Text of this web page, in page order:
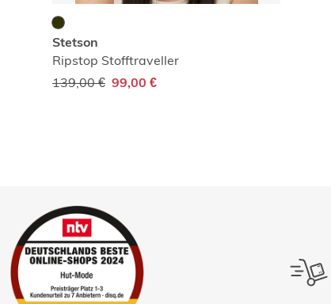
Stetson
Ripstop Stofftraveller
139,00 € 99,00 €